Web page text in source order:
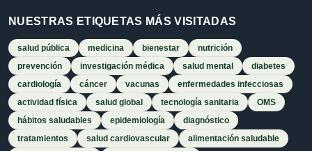
NUESTRAS ETIQUETAS MÁS VISITADAS
salud pública medicina bienestar
nutrición
prevención
investigación médica salud mental
diabetes
cardiología
cáncer vacunas
enfermedades infecciosas
actividad física
salud global tecnología sanitaria
OMS
hábitos saludables
epidemiología
diagnóstico
tratamientos
salud cardiovascular
alimentación saludable